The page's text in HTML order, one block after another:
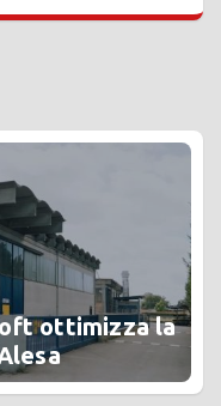
ottimizza la